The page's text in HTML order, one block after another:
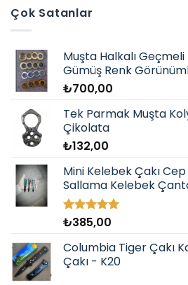
Çok Satanlar
Muşta Halkalı
Gümüş Renk
₺700,00
Tek Parmak Muşta
Çikolata
₺132,00
Mini Kelebek Çakı
Sallama Kelebek
5 üzerinden
aldı
₺385,00
Columbia Tiger Çakı
Çakı - K20